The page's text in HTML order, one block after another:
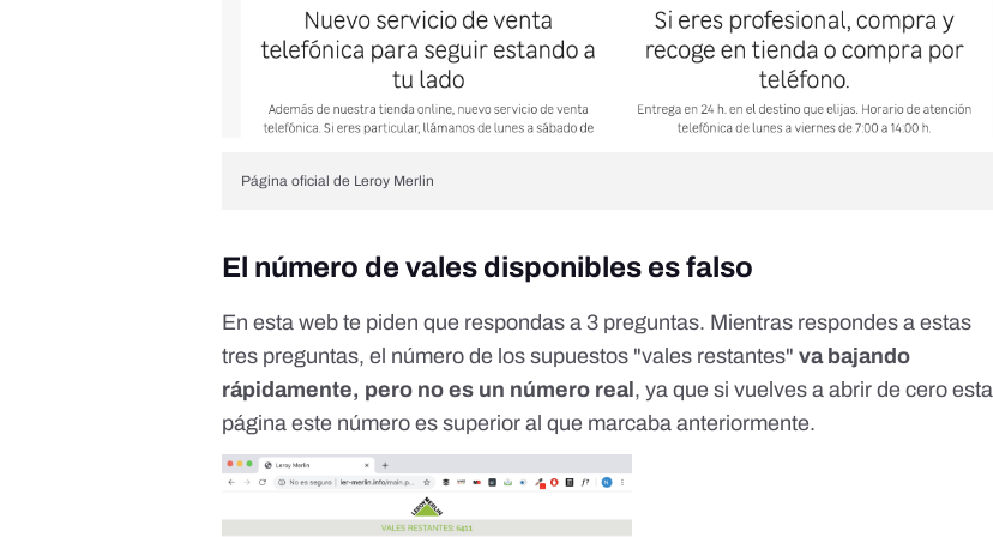
Página oficial de Leroy Merlin
El número de vales disponibles es falso
En esta web te piden que respondas a 3 preguntas. Mientras respondes a estas
tres preguntas, el número de los supuestos "vales restantes"va bajando
rápidamente, pero no es un número real, ya que si vuelves a abrir de cero esta
página este número es superior al que marcaba anteriormente.